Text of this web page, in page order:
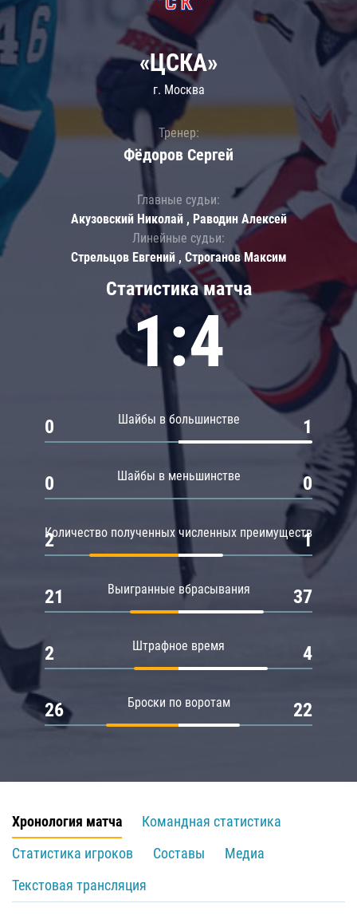
Статистика матча
1:4
Шайбы в большинстве
0 1
Шайбы в меньшинстве
0 0
Количество полученных численных преимуществ
2 1
Выигранные вбрасывания
21 37
Штрафное время
2 4
Броски по воротам
26 22
«ЦСКА»
г. Москва
Тренер:
Фёдоров Сергей
Главные судьи:
Акузовский Николай , Раводин Алексей
Линейные судьи:
Стрельцов Евгений , Строганов Максим
Хронология матча
Командная статистика
Статистика игроков
Составы
Медиа
Текстовая трансляция